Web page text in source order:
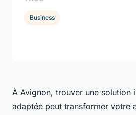
À Avignon, trouver une solution
adaptée peut transformer votre
Business